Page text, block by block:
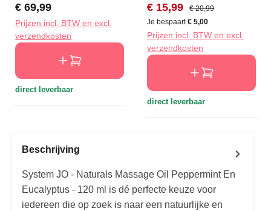
Normale prijs:
€ 69,99
Prijzen incl. BTW en excl.
verzendkosten
direct leverbaar
Verkoopprijs:
€ 15,99 Normale prijs:
€ 20,99
Je bespaart€ 5,00
Prijzen incl. BTW en excl.
verzendkosten
direct leverbaar
Beschrijving
System JO - Naturals Massage Oil Peppermint En
Eucalyptus - 120 ml is dé perfecte keuze voor
iedereen die op zoek is naar een natuurlijke en